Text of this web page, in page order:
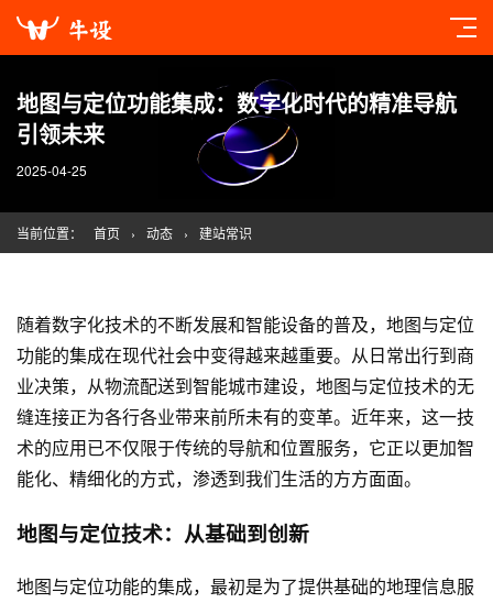
地图与定位功能集成：数字化时代的精准导航
引领未来
2025-04-25
当前位置： 首页 › 动态 › 建站常识
随着数字化技术的不断发展和智能设备的普及，地图与定位
功能的集成在现代社会中变得越来越重要。从日常出行到商
业决策，从物流配送到智能城市建设，地图与定位技术的无
缝连接正为各行各业带来前所未有的变革。近年来，这一技
术的应用已不仅限于传统的导航和位置服务，它正以更加智
能化、精细化的方式，渗透到我们生活的方方面面。
地图与定位技术：从基础到创新
地图与定位功能的集成，最初是为了提供基础的地理信息服